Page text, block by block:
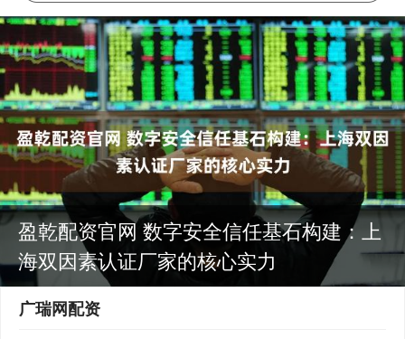
盈乾配资官网 数字安全信任基石构建：上
海双因素认证厂家的核心实力
广瑞网配资